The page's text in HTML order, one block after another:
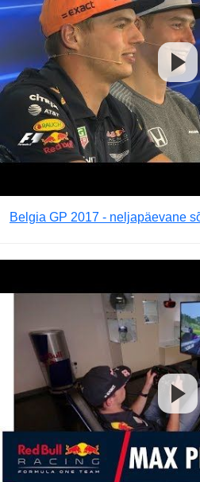
Belgia GP 2017 - neljapäevane